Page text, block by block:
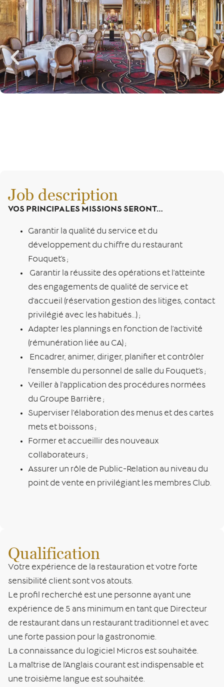
Job description
VOS PRINCIPALES MISSIONS SERONT…
Garantir la qualité du service et du
développement du chiffre du restaurant
Fouquet’s ;
Garantir la réussite des opérations et l’atteinte
des engagements de qualité de service et
d’accueil (réservation gestion des litiges, contact
privilégié avec les habitués…) ;
Adapter les plannings en fonction de l’activité
(rémunération liée au CA) ;
Encadrer, animer, diriger, planifier et contrôler
l’ensemble du personnel de salle du Fouquet’s ;
Veiller à l’application des procédures normées
du Groupe Barrière ;
Superviser l’élaboration des menus et des cartes
mets et boissons ;
Former et accueillir des nouveaux
collaborateurs ;
Assurer un rôle de Public-Relation au niveau du
point de vente en privilégiant les membres Club.
Qualification
Votre expérience de la restauration et votre forte
sensibilité client sont vos atouts.
Le profil recherché est une personne ayant une
expérience de 5 ans minimum en tant que Directeur
de restaurant dans un restaurant traditionnel et avec
une forte passion pour la gastronomie.
La connaissance du logiciel Micros est souhaitée.
La maîtrise de l’Anglais courant est indispensable et
une troisième langue est souhaitée.